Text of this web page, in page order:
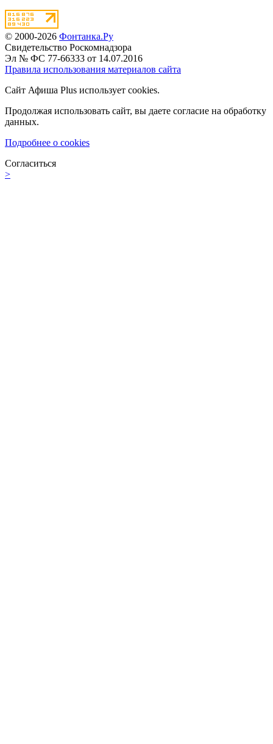
© 2000-2026 Фонтанка.Ру
Свидетельство Роскомнадзора
Эл № ФС 77-66333 от 14.07.2016
Правила использования материалов сайта
Сайт Афиша Plus использует cookies.
Продолжая использовать сайт, вы даете согласие на обработку
данных.
Подробнее о cookies
Согласиться
>